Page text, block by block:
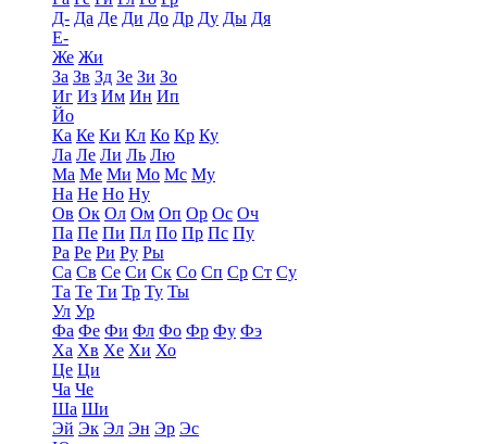
Д- Да Де Ди До Др Ду Ды Дя
Е-
Же Жи
За Зв Зд Зе Зи Зо
Иг Из Им Ин Ип
Йо
Ка Ке Ки Кл Ко Кр Ку
Ла Ле Ли Ль Лю
Ма Ме Ми Мо Мс Му
На Не Но Ну
Ов Ок Ол Ом Оп Ор Ос Оч
Па Пе Пи Пл По Пр Пс Пу
Ра Ре Ри Ру Ры
Са Св Се Си Ск Со Сп Ср Ст Су
Та Те Ти Тр Ту Ты
Ул Ур
Фа Фе Фи Фл Фо Фр Фу Фэ
Ха Хв Хе Хи Хо
Це Ци
Ча Че
Ша Ши
Эй Эк Эл Эн Эр Эс